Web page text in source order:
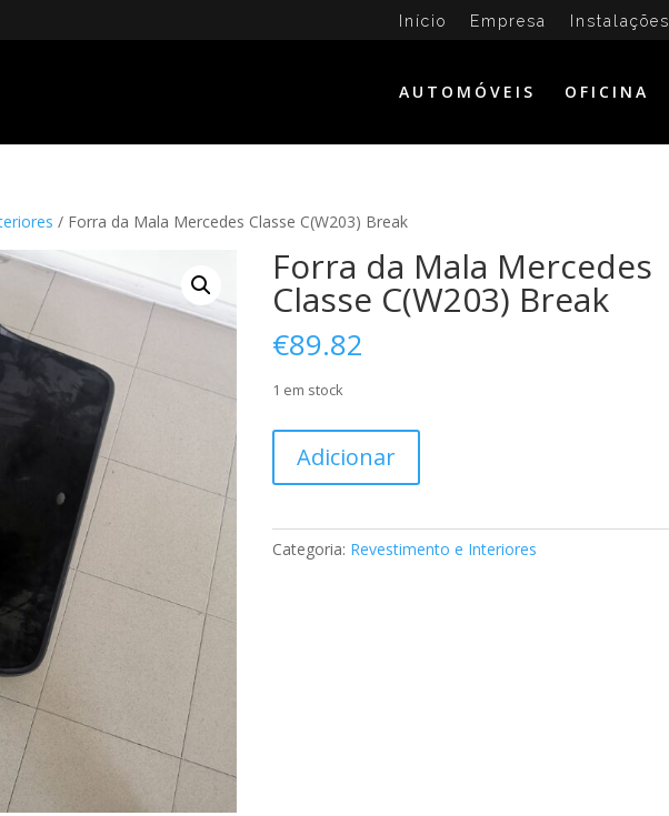
Início Empresa Instalações
AUTOMÓVEIS OFICINA
/ Forra da Mala Mercedes Classe C(W203) Break
Forra da Mala Mercedes
Classe C(W203) Break
€89.82
1 em stock
Forra
Mala
Adicionar
Categoria: Revestimento e Interiores